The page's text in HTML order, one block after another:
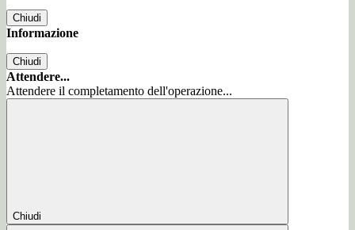
Chiudi
Informazione
Chiudi
Attendere...
Attendere il completamento dell'operazione...
Chiudi